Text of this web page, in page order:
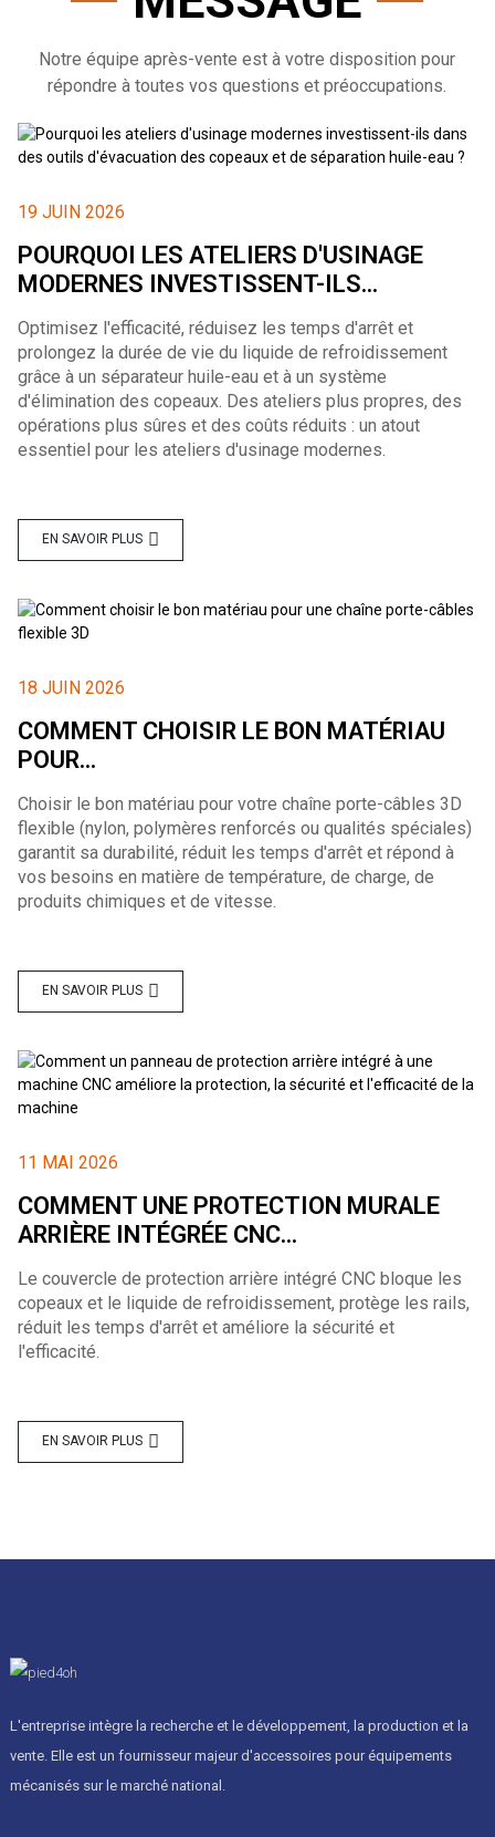
Notre équipe après-vente est à votre disposition pour
répondre à toutes vos questions et préoccupations.
19 JUIN 2026
POURQUOI LES ATELIERS D'USINAGE
MODERNES INVESTISSENT-ILS...
Optimisez l'efficacité, réduisez les temps d'arrêt et
prolongez la durée de vie du liquide de refroidissement
grâce à un séparateur huile-eau et à un système
d'élimination des copeaux. Des ateliers plus propres, des
opérations plus sûres et des coûts réduits : un atout
essentiel pour les ateliers d'usinage modernes.
EN SAVOIR PLUS
18 JUIN 2026
COMMENT CHOISIR LE BON MATÉRIAU
POUR...
Choisir le bon matériau pour votre chaîne porte-câbles 3D
flexible (nylon, polymères renforcés ou qualités spéciales)
garantit sa durabilité, réduit les temps d'arrêt et répond à
vos besoins en matière de température, de charge, de
produits chimiques et de vitesse.
EN SAVOIR PLUS
11 MAI 2026
COMMENT UNE PROTECTION MURALE
ARRIÈRE INTÉGRÉE CNC...
Le couvercle de protection arrière intégré CNC bloque les
copeaux et le liquide de refroidissement, protège les rails,
réduit les temps d'arrêt et améliore la sécurité et
l'efficacité.
EN SAVOIR PLUS
L'entreprise intègre la recherche et le développement, la production et la
vente. Elle est un fournisseur majeur d'accessoires pour équipements
mécanisés sur le marché national.